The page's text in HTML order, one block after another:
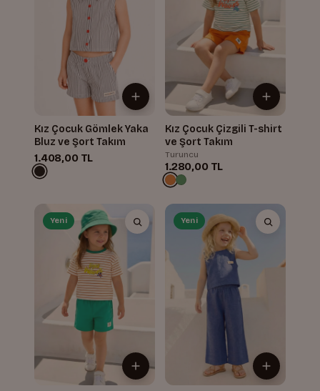
Kız Çocuk Gömlek Yaka
Bluz ve Şort Takım
1.408,00 TL
Kız Çocuk Çizgili T-shirt
ve Şort Takım
Turuncu
1.280,00 TL
Yeni Yeni